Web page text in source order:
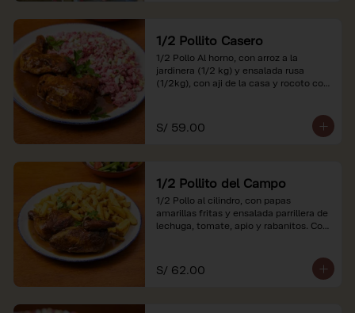
1/2 Pollito Casero
1/2 Pollo Al horno, con arroz a la
jardinera (1/2 kg) y ensalada rusa
(1/2kg), con aji de la casa y rocoto con
*Nuestros precios están expresados en
soles e incluyen impuestos de ley y
S/ 59.00
1/2 Pollito del Campo
1/2 Pollo al cilindro, con papas
amarillas fritas y ensalada parrillera de
lechuga, tomate, apio y rabanitos. Con
*Nuestros precios están expresados en
soles e incluyen impuestos de ley y
S/ 62.00